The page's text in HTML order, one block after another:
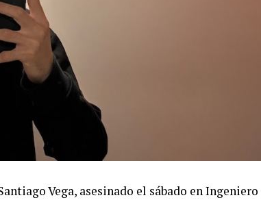
Vega, asesinado el sábado en Ingeniero